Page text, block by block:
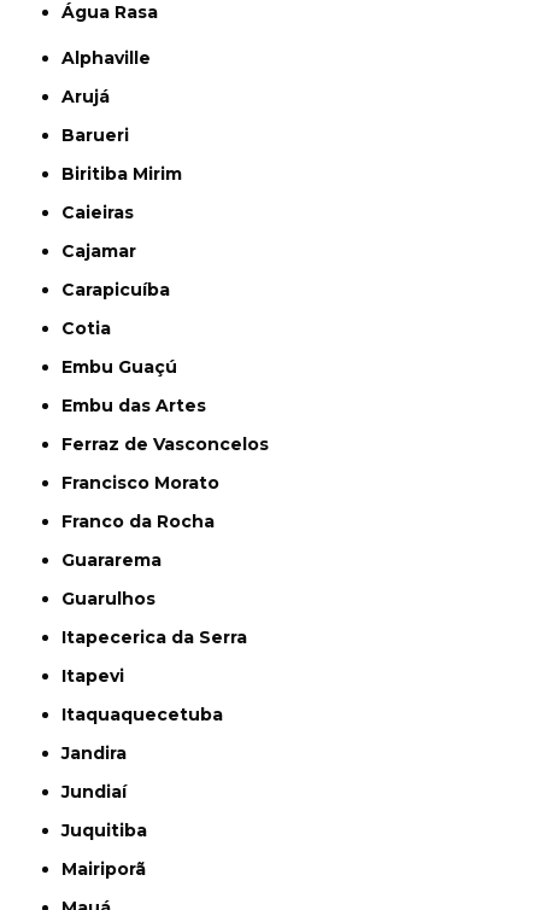
Água Rasa
Alphaville
Arujá
Barueri
Biritiba Mirim
Caieiras
Cajamar
Carapicuíba
Cotia
Embu Guaçú
Embu das Artes
Ferraz de Vasconcelos
Francisco Morato
Franco da Rocha
Guararema
Guarulhos
Itapecerica da Serra
Itapevi
Itaquaquecetuba
Jandira
Jundiaí
Juquitiba
Mairiporã